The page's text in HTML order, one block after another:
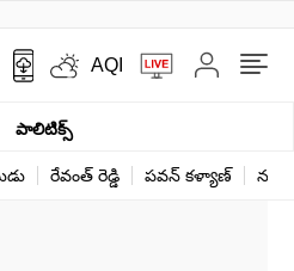
AQI
పాలిటిక్స్‌
రేవంత్ రెడ్డి పవన్ కళ్యాణ్